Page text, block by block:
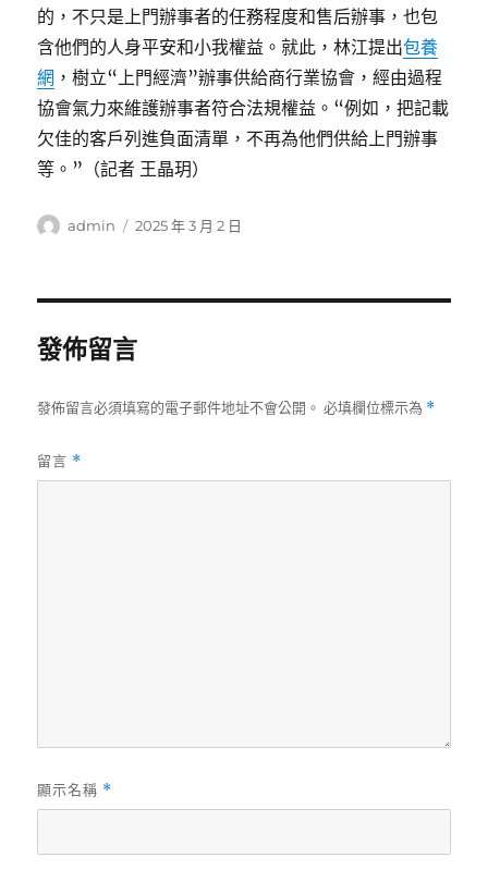
的，不只是上門辦事者的任務程度和售后辦事，也包
含他們的人身平安和小我權益。就此，林江提出包養
網 ，樹立“上門經濟”辦事供給商行業協會，經由過程
協會氣力來維護辦事者符合法規權益。“例如，把記載
欠佳的客戶列進負面清單，不再為他們供給上門辦事
等。”（記者 王晶玥）
作
admin
發
2025 年 3 月 2 日
發佈留言
發佈留言必須填寫的電子郵件地址不會公開。 必填欄位標示為 *
留言 *
顯示名稱 *